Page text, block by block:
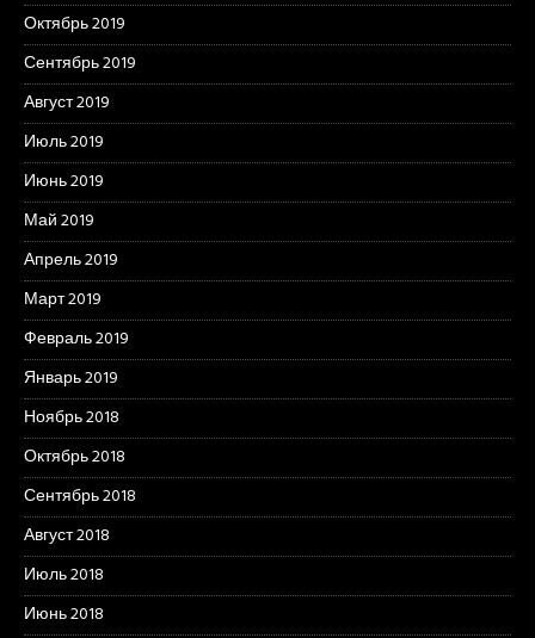
Октябрь 2019
Сентябрь 2019
Август 2019
Июль 2019
Июнь 2019
Май 2019
Апрель 2019
Март 2019
Февраль 2019
Январь 2019
Ноябрь 2018
Октябрь 2018
Сентябрь 2018
Август 2018
Июль 2018
Июнь 2018